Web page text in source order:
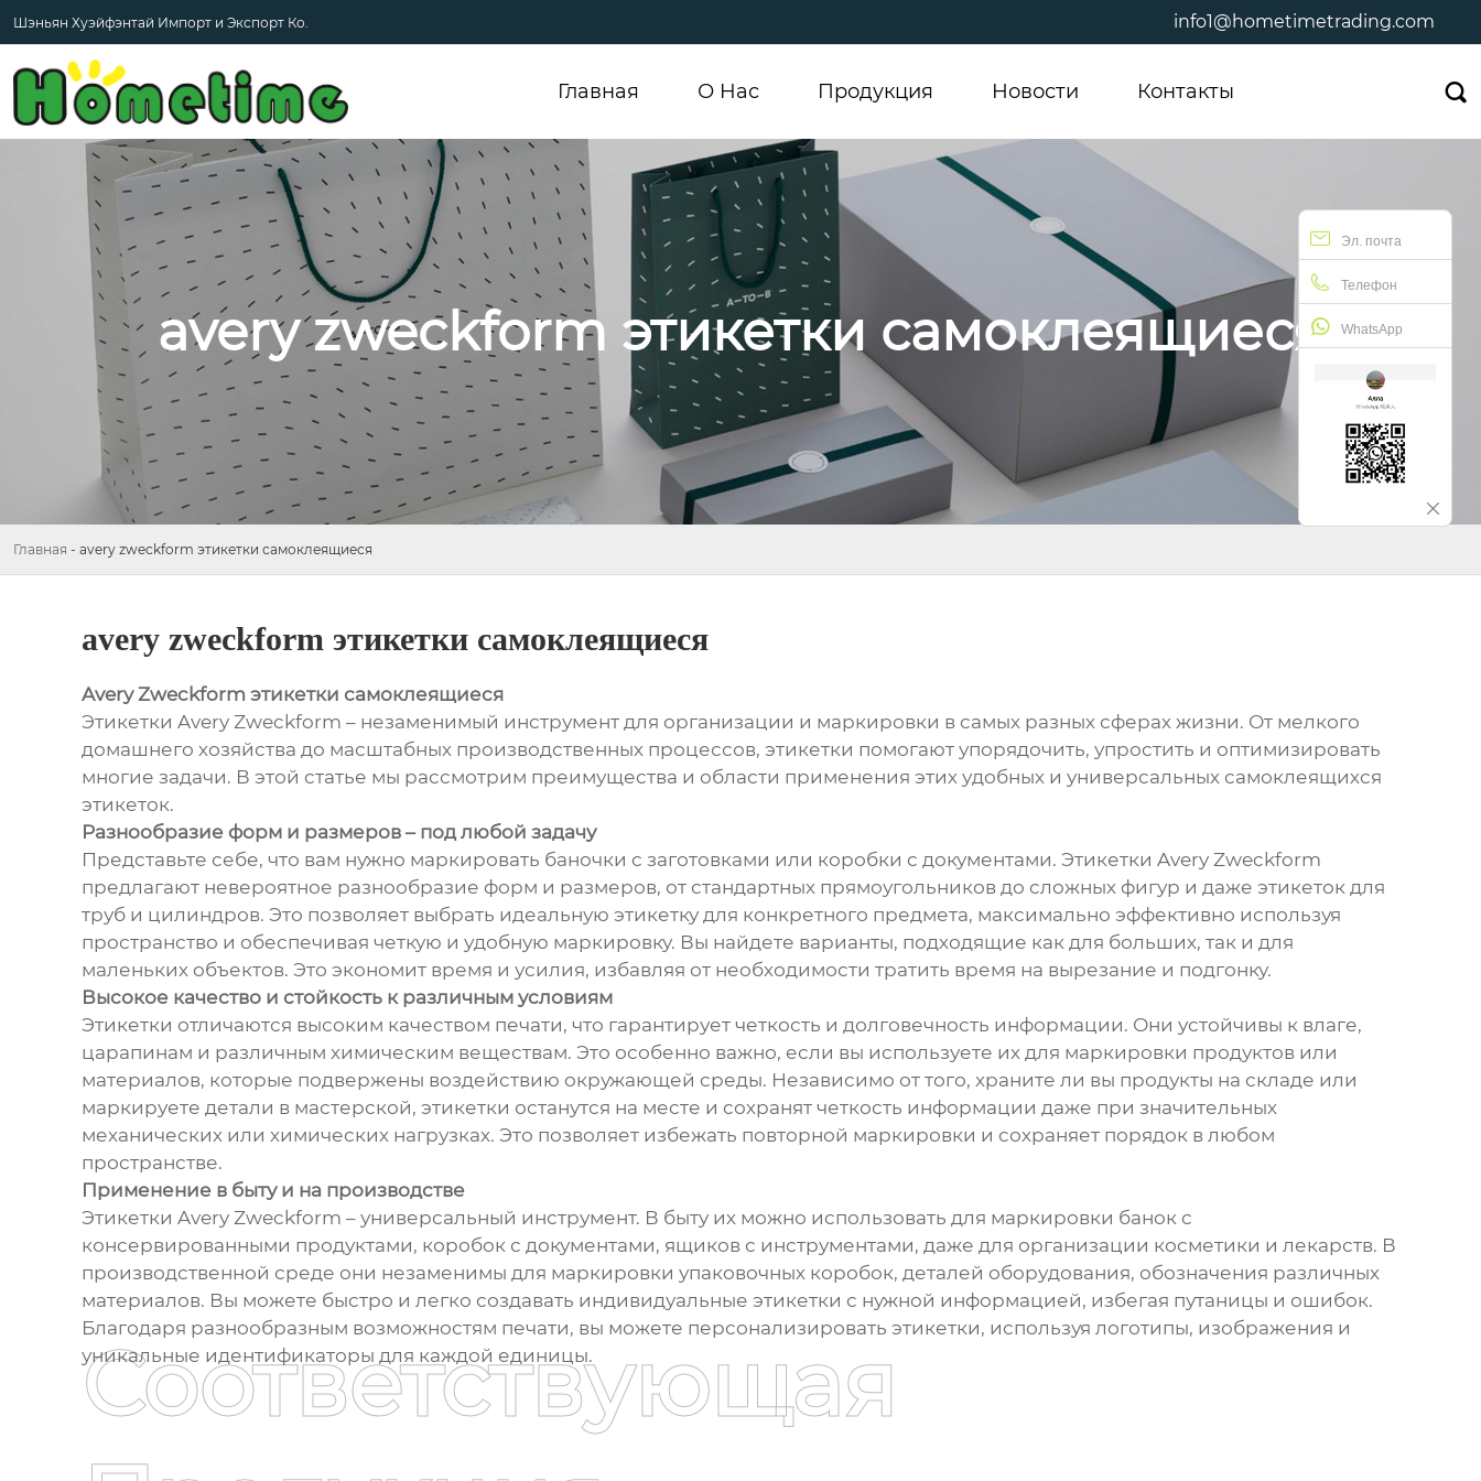
Шэньян Хуэйфэнтай Импорт и Экспорт Ко. info1@hometimetrading.com
Главная О Hас Продукция Новости Контакты 
avery zweckform этикетки самоклеящиеся
Главная - avery zweckform этикетки самоклеящиеся
avery zweckform этикетки самоклеящиеся
Avery Zweckform этикетки самоклеящиеся
Этикетки Avery Zweckform – незаменимый инструмент для организации и маркировки в самых разных сферах жизни. От мелкого
домашнего хозяйства до масштабных производственных процессов, этикетки помогают упорядочить, упростить и оптимизировать
многие задачи. В этой статье мы рассмотрим преимущества и области применения этих удобных и универсальных самоклеящихся
этикеток.
Разнообразие форм и размеров – под любой задачу
Представьте себе, что вам нужно маркировать баночки с заготовками или коробки с документами. Этикетки Avery Zweckform
предлагают невероятное разнообразие форм и размеров, от стандартных прямоугольников до сложных фигур и даже этикеток для
труб и цилиндров. Это позволяет выбрать идеальную этикетку для конкретного предмета, максимально эффективно используя
пространство и обеспечивая четкую и удобную маркировку. Вы найдете варианты, подходящие как для больших, так и для
маленьких объектов. Это экономит время и усилия, избавляя от необходимости тратить время на вырезание и подгонку.
Высокое качество и стойкость к различным условиям
Этикетки отличаются высоким качеством печати, что гарантирует четкость и долговечность информации. Они устойчивы к влаге,
царапинам и различным химическим веществам. Это особенно важно, если вы используете их для маркировки продуктов или
материалов, которые подвержены воздействию окружающей среды. Независимо от того, храните ли вы продукты на складе или
маркируете детали в мастерской, этикетки останутся на месте и сохранят четкость информации даже при значительных
механических или химических нагрузках. Это позволяет избежать повторной маркировки и сохраняет порядок в любом
пространстве.
Применение в быту и на производстве
Этикетки Avery Zweckform – универсальный инструмент. В быту их можно использовать для маркировки банок с
консервированными продуктами, коробок с документами, ящиков с инструментами, даже для организации косметики и лекарств. В
производственной среде они незаменимы для маркировки упаковочных коробок, деталей оборудования, обозначения различных
материалов. Вы можете быстро и легко создавать индивидуальные этикетки с нужной информацией, избегая путаницы и ошибок.
Благодаря разнообразным возможностям печати, вы можете персонализировать этикетки, используя логотипы, изображения и
уникальные идентификаторы для каждой единицы.
Соответствующая
Эл. почта
Телефон
WhatsApp